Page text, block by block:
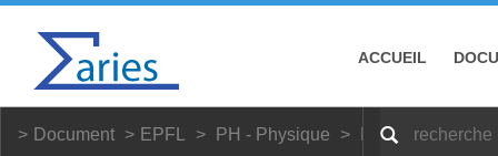
ACCUEIL
Document EPFL PH - Physique Bachelor